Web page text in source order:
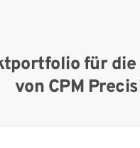
für
von CPM